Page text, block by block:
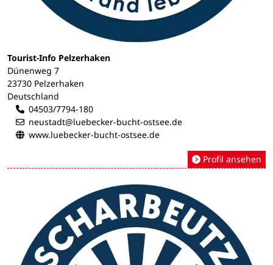
Tourist-Info Pelzerhaken
Dünenweg 7
23730 Pelzerhaken
Deutschland
04503/7794-180
neustadt@luebecker-bucht-ostsee.de
www.luebecker-bucht-ostsee.de
Profil ansehen